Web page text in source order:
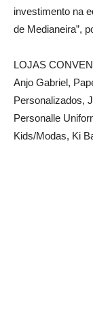
investimento na
de Medianeira”,
LOJAS
Anjo Gabriel,
Personalizados,
Personalle
Kids/Modas, Ki